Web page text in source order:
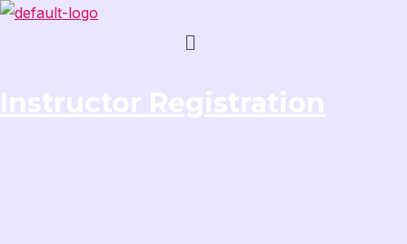
Menü
Instructor Registration